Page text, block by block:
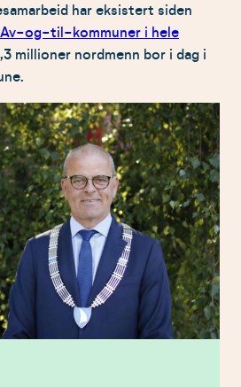
har eksistert siden
Av-og-til-kommuner i hele
millioner nordmenn bor i dag i